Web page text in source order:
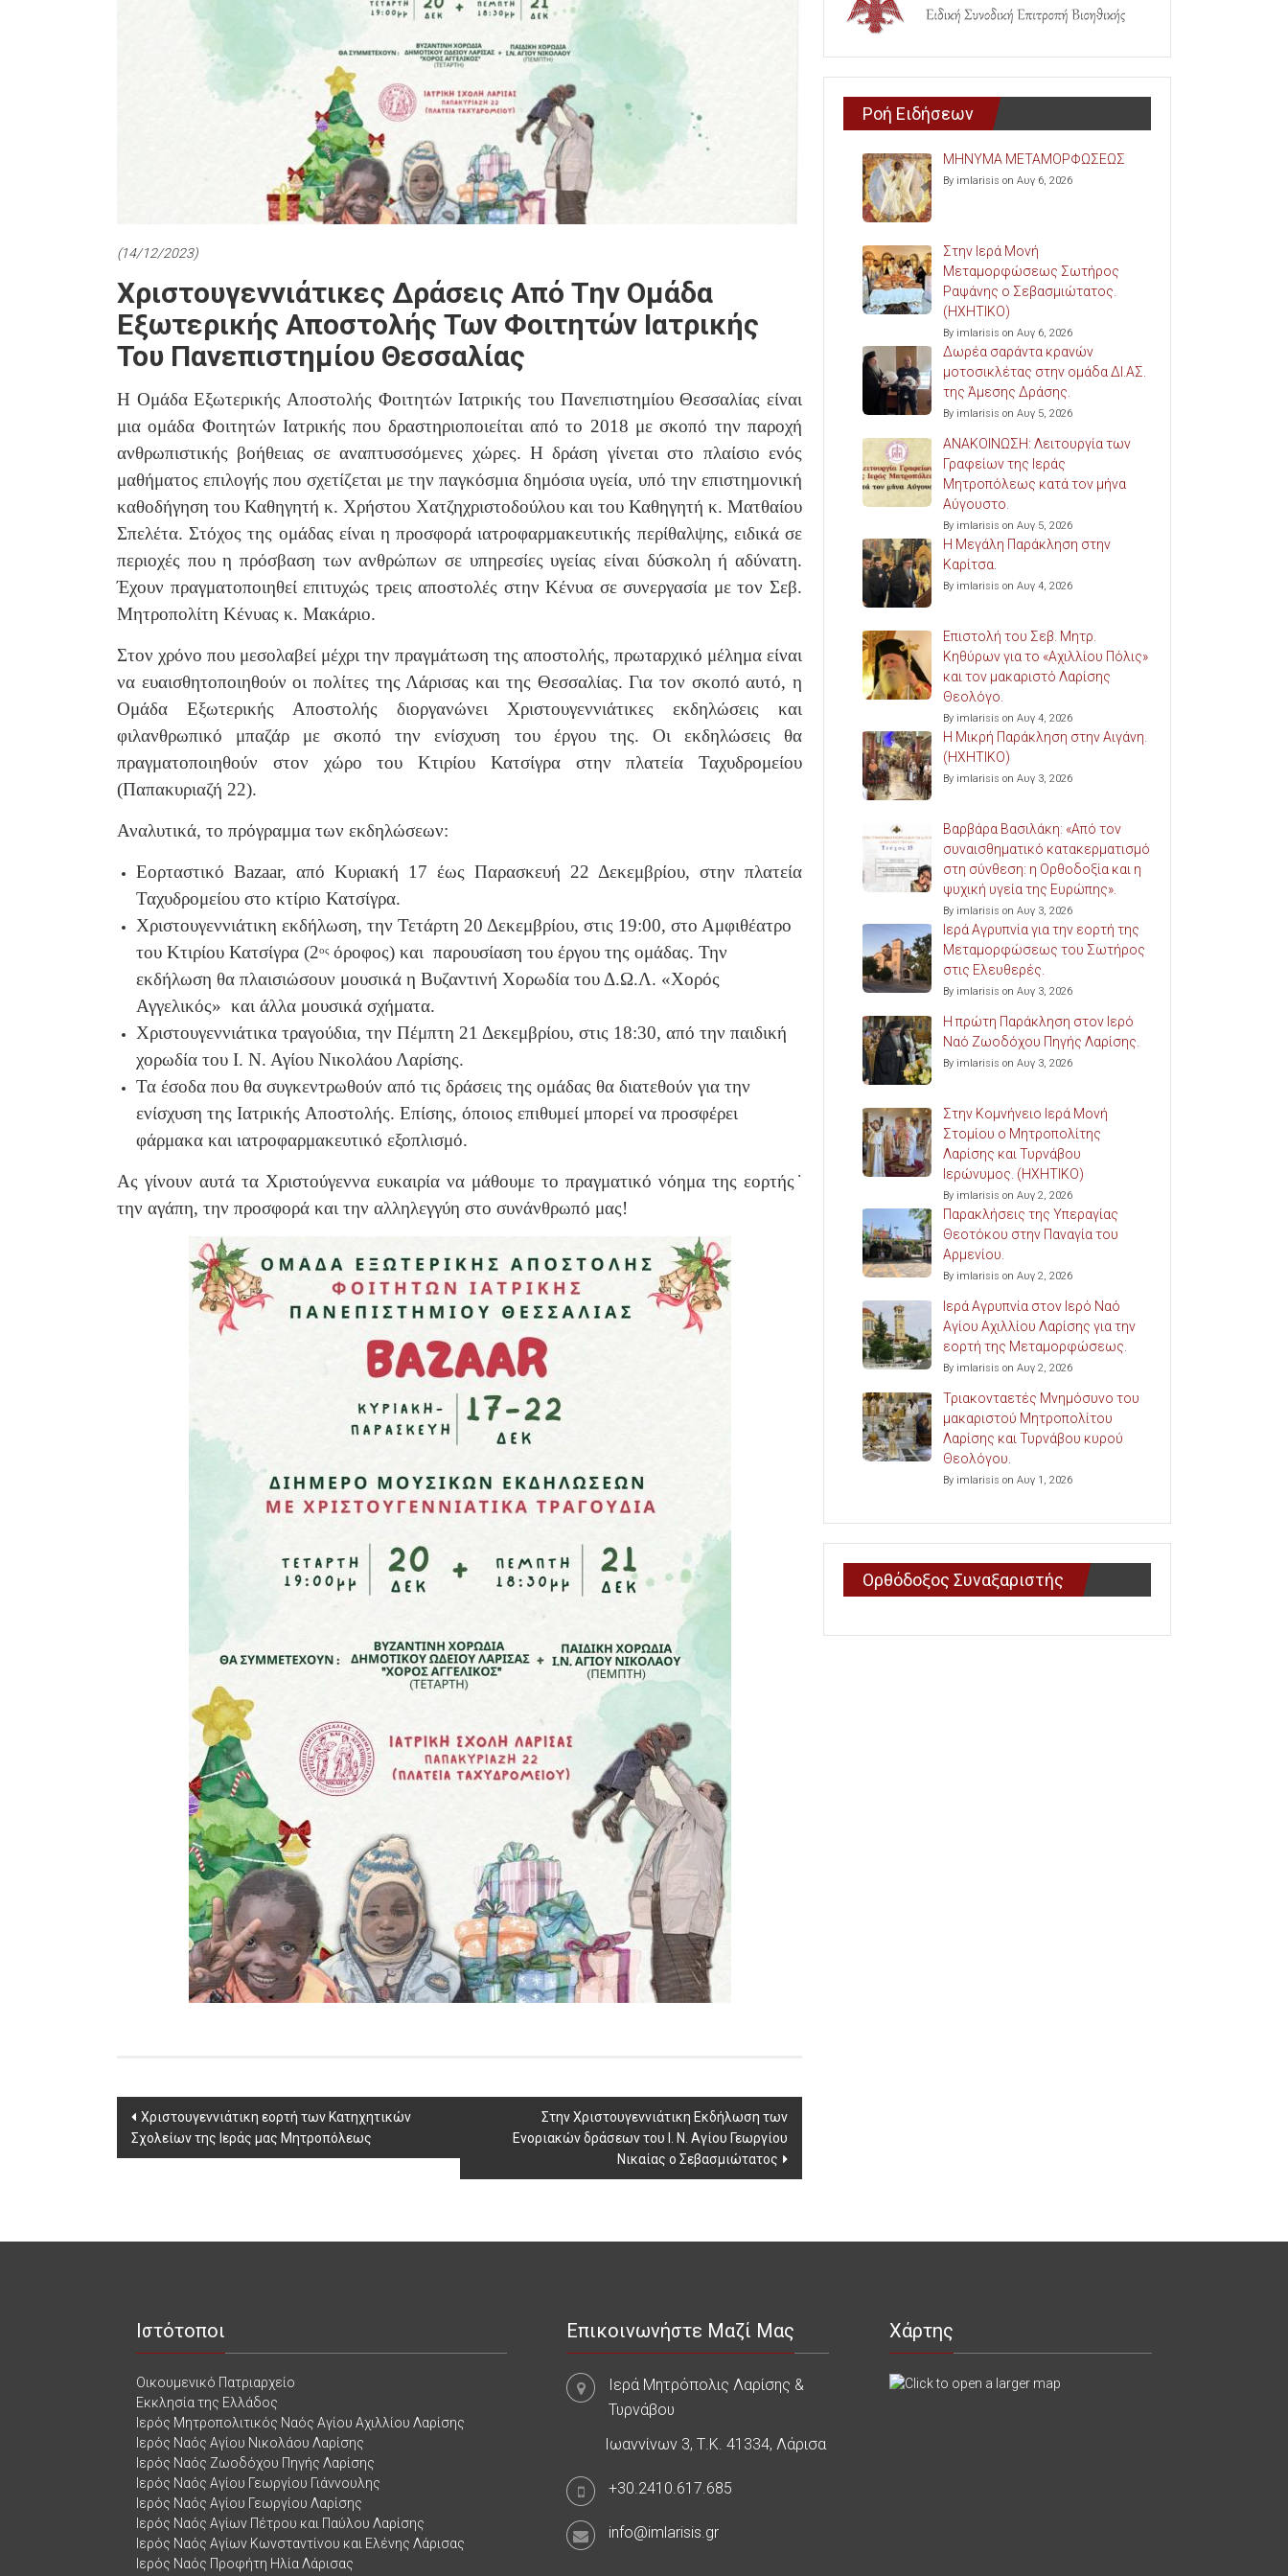
(14/12/2023)
Χριστουγεννιάτικες Δράσεις Από Την Ομάδα
Εξωτερικής Αποστολής Των Φοιτητών Ιατρικής
Του Πανεπιστημίου Θεσσαλίας
Η Ομάδα Εξωτερικής Αποστολής Φοιτητών Ιατρικής του Πανεπιστημίου Θεσσαλίας είναι
μια ομάδα Φοιτητών Ιατρικής που δραστηριοποιείται από το 2018 με σκοπό την παροχή
ανθρωπιστικής βοήθειας σε αναπτυσσόμενες χώρες. Η δράση γίνεται στο πλαίσιο ενός
μαθήματος επιλογής που σχετίζεται με την παγκόσμια δημόσια υγεία, υπό την επιστημονική
καθοδήγηση του Καθηγητή κ. Χρήστου Χατζηχριστοδούλου και του Καθηγητή κ. Ματθαίου
Σπελέτα. Στόχος της ομάδας είναι η προσφορά ιατροφαρμακευτικής περίθαλψης, ειδικά σε
περιοχές που η πρόσβαση των ανθρώπων σε υπηρεσίες υγείας είναι δύσκολη ή αδύνατη.
Έχουν πραγματοποιηθεί επιτυχώς τρεις αποστολές στην Κένυα σε συνεργασία με τον Σεβ.
Μητροπολίτη Κένυας κ. Μακάριο.
Στον χρόνο που μεσολαβεί μέχρι την πραγμάτωση της αποστολής, πρωταρχικό μέλημα είναι
να ευαισθητοποιηθούν οι πολίτες της Λάρισας και της Θεσσαλίας. Για τον σκοπό αυτό, η
Ομάδα Εξωτερικής Αποστολής διοργανώνει Χριστουγεννιάτικες εκδηλώσεις και
φιλανθρωπικό μπαζάρ με σκοπό την ενίσχυση του έργου της. Οι εκδηλώσεις θα
πραγματοποιηθούν στον χώρο του Κτιρίου Κατσίγρα στην πλατεία Ταχυδρομείου
(Παπακυριαζή 22).
Αναλυτικά, το πρόγραμμα των εκδηλώσεων:
Εορταστικό Bazaar, από Κυριακή 17 έως Παρασκευή 22 Δεκεμβρίου, στην πλατεία
Ταχυδρομείου στο κτίριο Κατσίγρα.
Χριστουγεννιάτικη εκδήλωση, την Τετάρτη 20 Δεκεμβρίου, στις 19:00, στο Αμφιθέατρο
του Κτιρίου Κατσίγρα (2οςόροφος) και παρουσίαση του έργου της ομάδας. Την
εκδήλωση θα πλαισιώσουν μουσικά η Βυζαντινή Χορωδία του Δ.Ω.Λ. «Χορός
Αγγελικός» και άλλα μουσικά σχήματα.
Χριστουγεννιάτικα τραγούδια, την Πέμπτη 21 Δεκεμβρίου, στις 18:30, από την παιδική
χορωδία του Ι. Ν. Αγίου Νικολάου Λαρίσης.
Τα έσοδα που θα συγκεντρωθούν από τις δράσεις της ομάδας θα διατεθούν για την
ενίσχυση της Ιατρικής Aποστολής. Επίσης, όποιος επιθυμεί μπορεί να προσφέρει
φάρμακα και ιατροφαρμακευτικό εξοπλισμό.
Ας γίνουν αυτά τα Χριστούγεννα ευκαιρία να μάθουμε το πραγματικό νόημα της εορτής˙
την αγάπη, την προσφορά και την αλληλεγγύη στο συνάνθρωπό μας!
Post
navigation
Χριστουγεννιάτικη εορτή των Κατηχητικών
Σχολείων της Ιεράς μας Μητροπόλεως
Στην Χριστουγεννιάτικη Εκδήλωση των
Ενοριακών δράσεων του Ι. Ν. Αγίου Γεωργίου
Νικαίας ο Σεβασμιώτατος
Ροή Ειδήσεων
ΜΗΝΥΜΑ ΜΕΤΑΜΟΡΦΩΣΕΩΣ
By imlarisis on Αυγ 6, 2026
Στην Ιερά Μονή
Μεταμορφώσεως Σωτήρος
Ραψάνης ο Σεβασμιώτατος.
(ΗΧΗΤΙΚΟ)
By imlarisis on Αυγ 6, 2026
Δωρέα σαράντα κρανών
μοτοσικλέτας στην ομάδα ΔΙ.ΑΣ.
της Άμεσης Δράσης.
By imlarisis on Αυγ 5, 2026
ΑΝΑΚΟΙΝΩΣΗ: Λειτουργία των
Γραφείων της Ιεράς
Μητροπόλεως κατά τον μήνα
Αύγουστο.
By imlarisis on Αυγ 5, 2026
Η Μεγάλη Παράκληση στην
Καρίτσα.
By imlarisis on Αυγ 4, 2026
Επιστολή του Σεβ. Μητρ.
Κηθύρων για το «Αχιλλίου Πόλις»
και τον μακαριστό Λαρίσης
Θεολόγο.
By imlarisis on Αυγ 4, 2026
Η Μικρή Παράκληση στην Αιγάνη.
(ΗΧΗΤΙΚΟ)
By imlarisis on Αυγ 3, 2026
Βαρβάρα Βασιλάκη: «Από τον
συναισθηματικό κατακερματισμό
στη σύνθεση: η Ορθοδοξία και η
ψυχική υγεία της Ευρώπης».
By imlarisis on Αυγ 3, 2026
Ιερά Αγρυπνία για την εορτή της
Μεταμορφώσεως του Σωτήρος
στις Ελευθερές.
By imlarisis on Αυγ 3, 2026
Η πρώτη Παράκληση στον Ιερό
Ναό Ζωοδόχου Πηγής Λαρίσης.
By imlarisis on Αυγ 3, 2026
Στην Κομνήνειο Ιερά Μονή
Στομίου ο Μητροπολίτης
Λαρίσης και Τυρνάβου
Ιερώνυμος. (ΗΧΗΤΙΚΟ)
By imlarisis on Αυγ 2, 2026
Παρακλήσεις της Υπεραγίας
Θεοτόκου στην Παναγία του
Αρμενίου.
By imlarisis on Αυγ 2, 2026
Ιερά Αγρυπνία στον Ιερό Ναό
Αγίου Αχιλλίου Λαρίσης για την
εορτή της Μεταμορφώσεως.
By imlarisis on Αυγ 2, 2026
Τριακονταετές Μνημόσυνο του
μακαριστού Μητροπολίτου
Λαρίσης και Τυρνάβου κυρού
Θεολόγου.
By imlarisis on Αυγ 1, 2026
Ορθόδοξος Συναξαριστής
Ιστότοποι
Οικουμενικό Πατριαρχείο
Εκκλησία της Ελλάδος
Ιερός Μητροπολιτικός Ναός Αγίου Αχιλλίου Λαρίσης
Ιερός Ναός Αγίου Νικολάου Λαρίσης
Ιερός Ναός Ζωοδόχου Πηγής Λαρίσης
Ιερός Ναός Αγίου Γεωργίου Γιάννουλης
Ιερός Ναός Αγίου Γεωργίου Λαρίσης
Ιερός Ναός Αγίων Πέτρου και Παύλου Λαρίσης
Ιερός Ναός Αγίων Κωνσταντίνου και Ελένης Λάρισας
Ιερός Ναός Προφήτη Ηλία Λάρισας
Επικοινωνήστε Μαζί Μας
Ιερά Μητρόπολις Λαρίσης &
Τυρνάβου
Ιωαννίνων 3, Τ.Κ. 41334, Λάρισα
+30.2410.617.685
info@imlarisis.gr
Χάρτης